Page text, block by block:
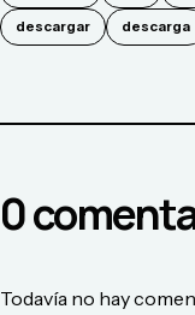
descargar descarga
0
Todavía no hay